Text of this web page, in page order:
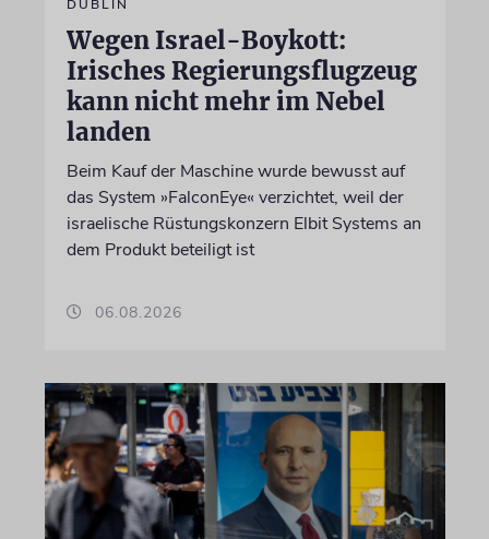
DUBLIN
Wegen Israel-Boykott:
Irisches Regierungsflugzeug
kann nicht mehr im Nebel
landen
Beim Kauf der Maschine wurde bewusst auf
das System »FalconEye« verzichtet, weil der
israelische Rüstungskonzern Elbit Systems an
dem Produkt beteiligt ist
06.08.2026